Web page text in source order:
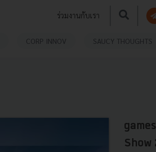
ร่วมงานกับเรา
CORP INNOV SAUCY THOUGHTS
Show